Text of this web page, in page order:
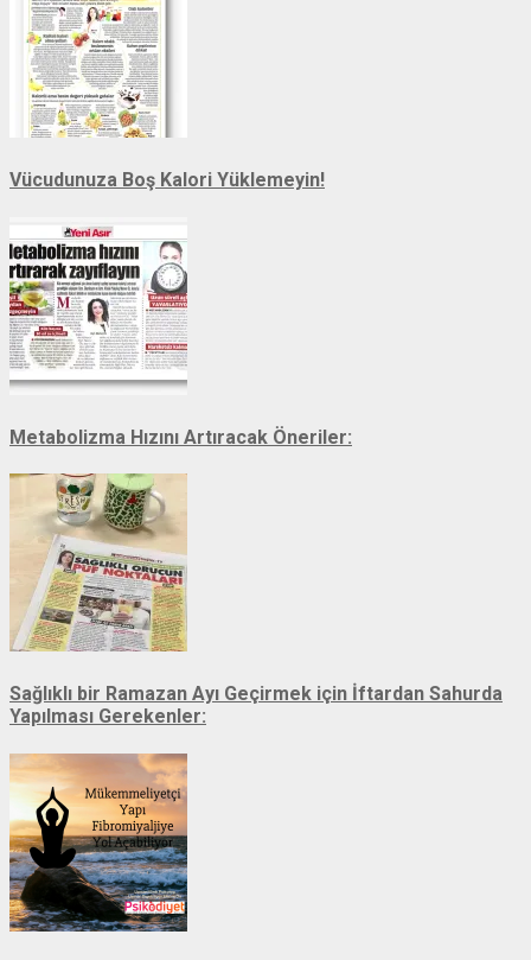
Vücudunuza Boş Kalori Yüklemeyin!
Metabolizma Hızını Artıracak Öneriler:
Sağlıklı bir Ramazan Ayı Geçirmek için İftardan Sahurda
Yapılması Gerekenler: